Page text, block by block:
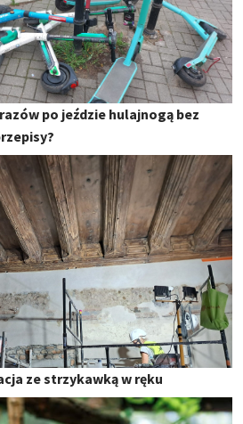
po jeździe hulajnogą bez
ze strzykawką w ręku